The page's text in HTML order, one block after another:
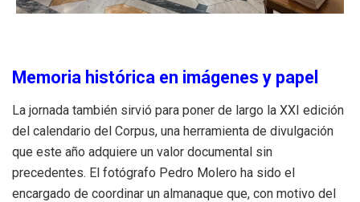
Memoria histórica en imágenes y papel
La jornada también sirvió para poner de largo la XXI edición
del calendario del Corpus, una herramienta de divulgación
que este año adquiere un valor documental sin
precedentes. El fotógrafo Pedro Molero ha sido el
encargado de coordinar un almanaque que, con motivo del